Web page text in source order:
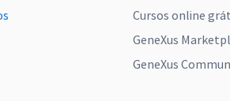
Cursos online
GeneXus
GeneXus